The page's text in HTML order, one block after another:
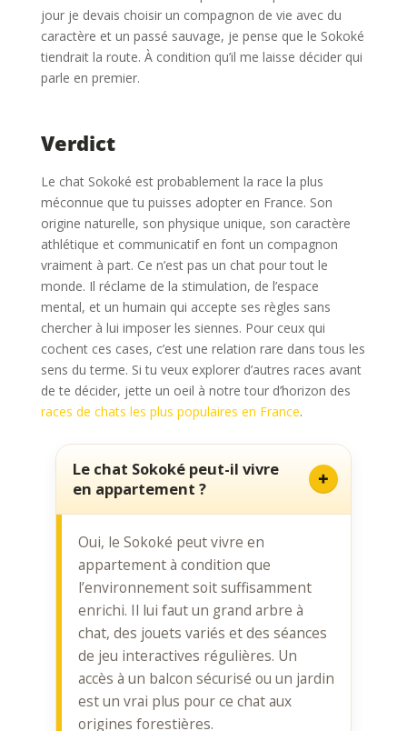
jour je devais choisir un compagnon de vie avec du
caractère et un passé sauvage, je pense que le Sokoké
tiendrait la route. À condition qu’il me laisse décider qui
parle en premier.
Verdict
Le chat Sokoké est probablement la race la plus
méconnue que tu puisses adopter en France. Son
origine naturelle, son physique unique, son caractère
athlétique et communicatif en font un compagnon
vraiment à part. Ce n’est pas un chat pour tout le
monde. Il réclame de la stimulation, de l’espace
mental, et un humain qui accepte ses règles sans
chercher à lui imposer les siennes. Pour ceux qui
cochent ces cases, c’est une relation rare dans tous les
sens du terme. Si tu veux explorer d’autres races avant
de te décider, jette un oeil à notre tour d’horizon des
races de chats les plus populaires en France.
Le chat Sokoké peut-il vivre
en appartement ?
Oui, le Sokoké peut vivre en
appartement à condition que
l’environnement soit suffisamment
enrichi. Il lui faut un grand arbre à
chat, des jouets variés et des séances
de jeu interactives régulières. Un
accès à un balcon sécurisé ou un jardin
est un vrai plus pour ce chat aux
origines forestières.